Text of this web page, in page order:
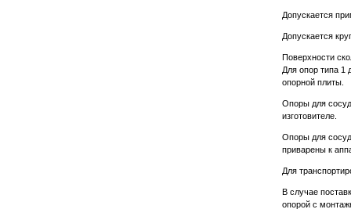
Допускается
Допускается
Поверхности
Для опор типа 1
опорной плиты.
Опоры для
изготовителе.
Опоры для
приварены к
Для
В случае
опорой с